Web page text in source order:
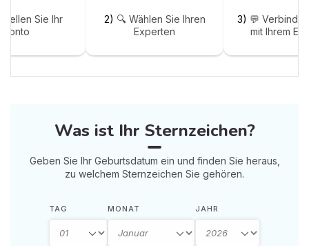
Sie Ihr
Konto
2) 🔍 Wählen Sie Ihren
Experten
3) 💬
mit Ihrem
Was ist Ihr Sternzeichen?
Geben Sie Ihr Geburtsdatum ein und finden Sie heraus,
zu welchem Sternzeichen Sie gehören.
TAG MONAT JAHR